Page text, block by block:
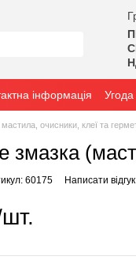
інформація Угода
очисники, клеї та
60175 Написати відгук